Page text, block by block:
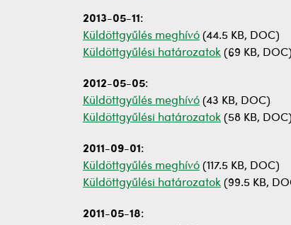
2013-05-11 :
Küldöttgyűlés meghívó (44.5 KB, DOC)
Küldöttgyűlési határozatok (69 KB, DOC)
2012-05-05:
Küldöttgyűlés meghívó (43 KB, DOC)
Küldöttgyűlési határozatok (58 KB, DOC)
2011-09-01 :
Küldöttgyűlés meghívó (117.5 KB, DOC)
Küldöttgyűlési határozatok (99.5 KB,
2011-05-18: